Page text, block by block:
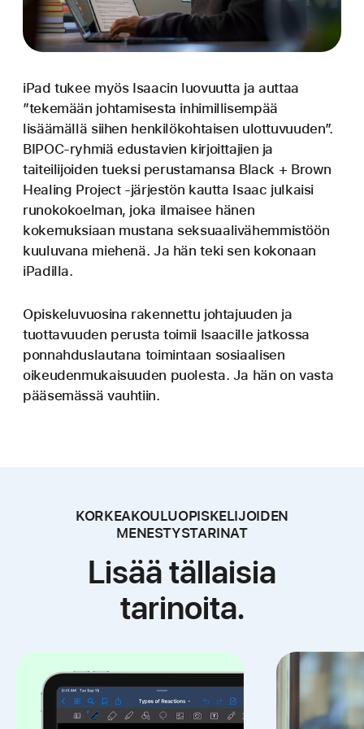
iPad tukee myös Isaacin luovuutta ja auttaa
”tekemään johtamisesta inhimillisempää
lisäämällä siihen henkilökohtaisen ulottuvuuden”.
BIPOC-ryhmiä edustavien kirjoittajien ja
taiteilijoiden tueksi perustamansa Black + Brown
Healing Project ‑järjestön kautta Isaac julkaisi
runokokoelman, joka ilmaisee hänen
kokemuksiaan mustana seksuaali­vähemmistöön
kuuluvana miehenä. Ja hän teki sen kokonaan
iPadilla.
Opiskeluvuosina rakennettu johtajuuden ja
tuottavuuden perusta toimii Isaacille jatkossa
ponnahduslautana toimintaan sosiaalisen
oikeudenmukaisuuden puolesta. Ja hän on vasta
pääsemässä vauhtiin.
KORKEAKOULUOPISKELIJOIDEN
MENESTYSTARINAT
Lisää tällaisia
tarinoita.